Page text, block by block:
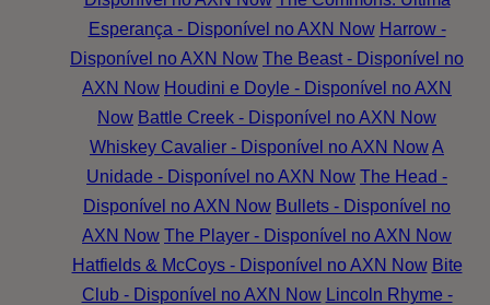
Esperança - Disponível no AXN Now Harrow -
Disponível no AXN Now The Beast - Disponível no
AXN Now Houdini e Doyle - Disponível no AXN
Now Battle Creek - Disponível no AXN Now
Whiskey Cavalier - Disponível no AXN NowA
Unidade - Disponível no AXN Now The Head -
Disponível no AXN Now Bullets - Disponível no
AXN Now The Player - Disponível no AXN Now
Hatfields & McCoys - Disponível no AXN Now Bite
Club - Disponível no AXN Now Lincoln Rhyme -